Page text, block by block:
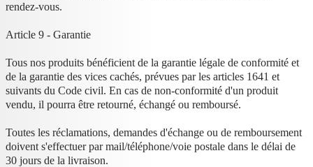
rendez-vous.
Article 9 - Garantie
Tous nos produits bénéficient de la garantie légale de conformité et
de la garantie des vices cachés, prévues par les articles 1641 et
suivants du Code civil. En cas de non-conformité d'un produit
vendu, il pourra être retourné, échangé ou remboursé.
Toutes les réclamations, demandes d'échange ou de remboursement
doivent s'effectuer par mail/téléphone/voie postale dans le délai de
30 jours de la livraison.